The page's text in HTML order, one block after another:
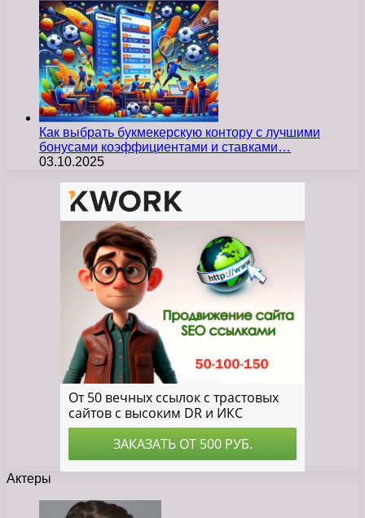
Как выбрать букмекерскую контору с лучшими
бонусами коэффициентами и ставками…
03.10.2025
Актеры